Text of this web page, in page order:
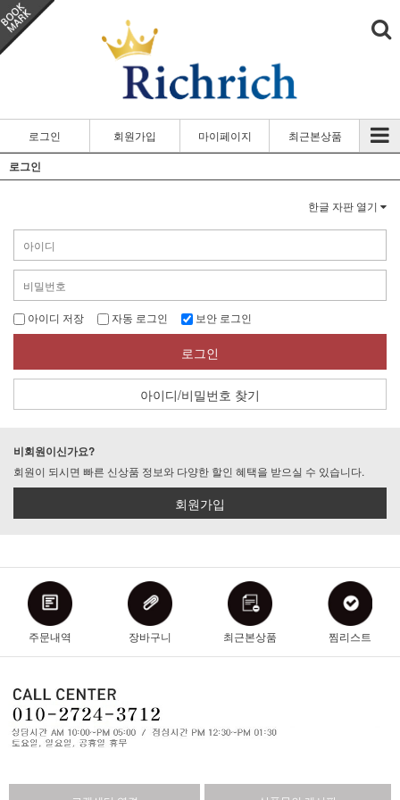
로그인 회원가입 마이페이지 최근본상품
로그인
한글 자판 열기
아이디 저장 자동 로그인 보안 로그인
로그인
아이디/비밀번호 찾기
비회원이신가요?
회원이 되시면 빠른 신상품 정보와 다양한 할인 혜택을 받으실 수 있습니다.
회원가입
주문내역 장바구니 최근본상품 찜리스트